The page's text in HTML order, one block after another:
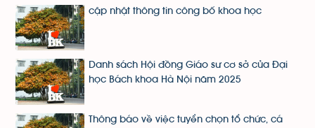
cập nhật thông tin công bố khoa học
Danh sách Hội đồng Giáo sư cơ sở của Đại
học Bách khoa Hà Nội năm 2025
Thông báo về việc tuyển chọn tổ chức, cá